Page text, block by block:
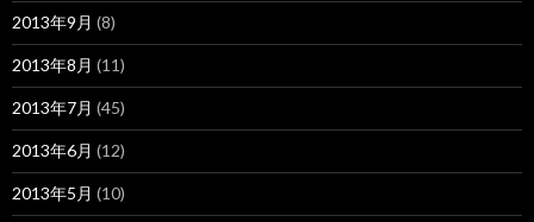
2013年9月 (8)
2013年8月 (11)
2013年7月 (45)
2013年6月 (12)
2013年5月 (10)